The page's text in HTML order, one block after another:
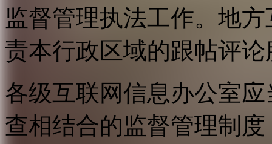
监督管理执法工作。地
责本行政区域的跟帖评
各级互联网信息办公室
查相结合的监督管理制